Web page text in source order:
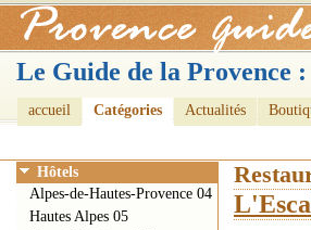
Le Guide de la Provence
accueil Catégories Actualités
Hôtels
Alpes-de-Hautes-Provence 04
Hautes Alpes 05